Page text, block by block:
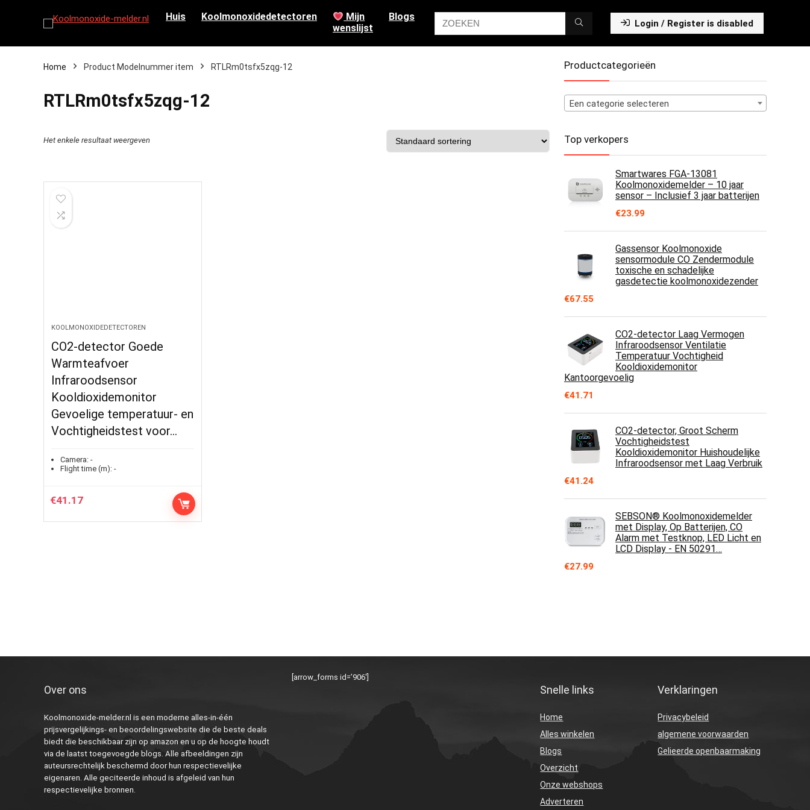
Huis Koolmonoxidedetectoren
Mijn
wenslijst
Blogs
Login / Register is disabled
Home Product Modelnummer item ‎RTLRm0tsfx5zqg-12
‎RTLRm0tsfx5zqg-12
Het enkele resultaat weergeven
KOOLMONOXIDEDETECTOREN
CO2-detector Goede
Warmteafvoer
Infraroodsensor
Kooldioxidemonitor
Gevoelige temperatuur- en
Vochtigheidstest voor…
Camera: -
Flight time (m): -
€41.17
Productcategorieën
Een categorie selecteren
Top verkopers
Smartwares FGA-13081
Koolmonoxidemelder – 10 jaar
sensor – Inclusief 3 jaar batterijen
€23.99
Gassensor Koolmonoxide
sensormodule CO Zendermodule
toxische en schadelijke
gasdetectie koolmonoxidezender
€67.55
CO2-detector Laag Vermogen
Infraroodsensor Ventilatie
Temperatuur Vochtigheid
Kooldioxidemonitor
Kantoorgevoelig
€41.71
CO2-detector, Groot Scherm
Vochtigheidstest
Kooldioxidemonitor Huishoudelijke
Infraroodsensor met Laag Verbruik
€41.24
SEBSON® Koolmonoxidemelder
met Display, Op Batterijen, CO
Alarm met Testknop, LED Licht en
LCD Display - EN 50291…
€27.99
Over ons
Koolmonoxide-melder.nl is een moderne alles-in-één
prijsvergelijkings- en beoordelingswebsite die de beste deals
biedt die beschikbaar zijn op amazon en u op de hoogte houdt
via de laatst toegevoegde blogs. Alle afbeeldingen zijn
auteursrechtelijk beschermd door hun respectievelijke
eigenaren. Alle geciteerde inhoud is afgeleid van hun
respectievelijke bronnen.
[arrow_forms id=’906′]
Snelle links
Home
Alles winkelen
Blogs
Overzicht
Onze webshops
Adverteren
Verklaringen
Privacybeleid
algemene voorwaarden
Gelieerde openbaarmaking